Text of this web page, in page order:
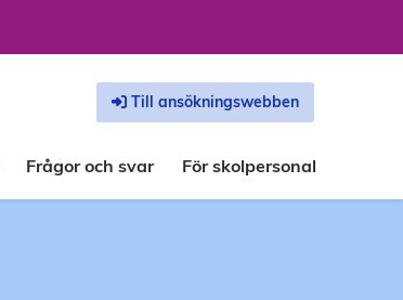
Frågor och svar För skolpersonal
Till ansökningswebben